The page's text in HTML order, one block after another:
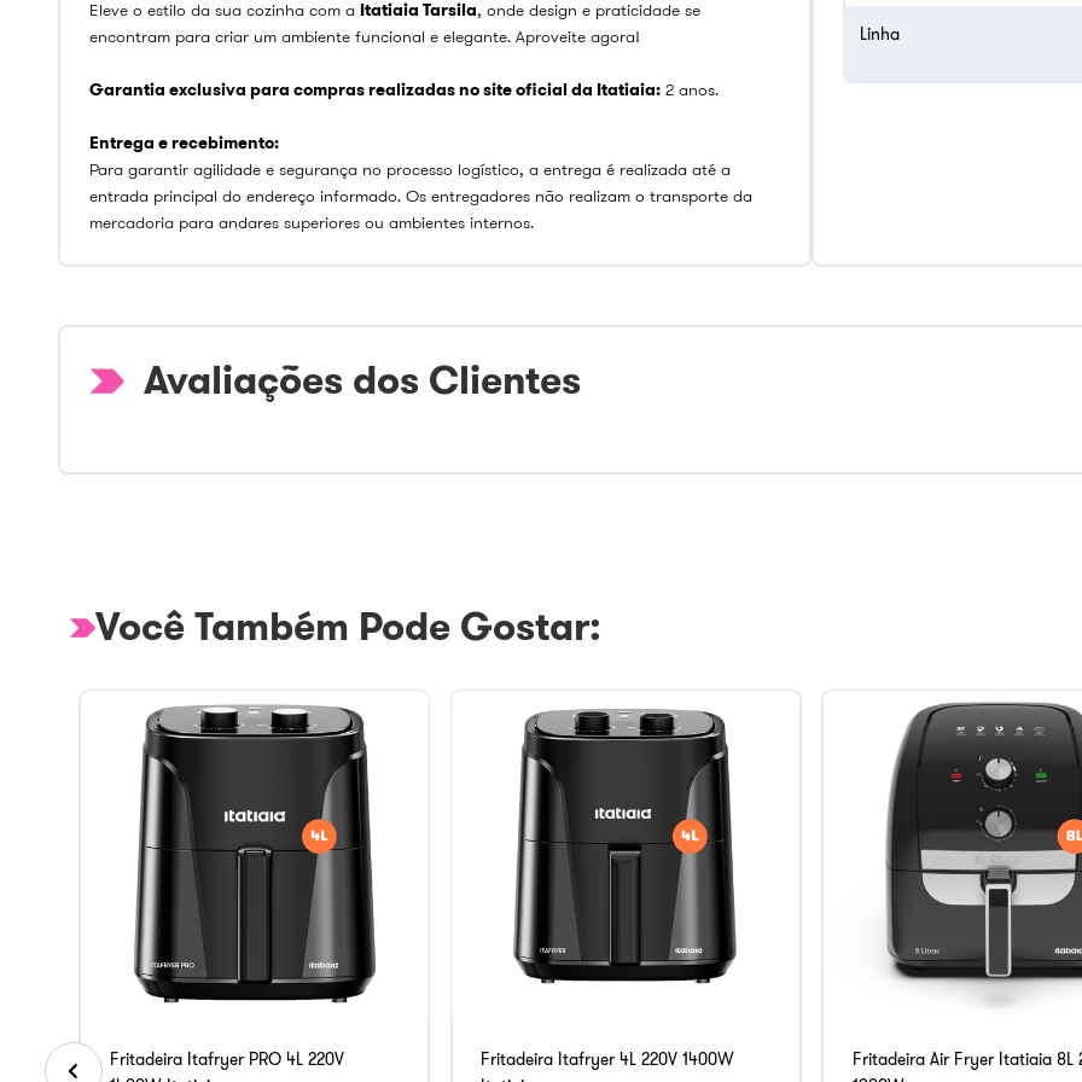
Eleve o estilo da sua cozinha com a Itatiaia Tarsila, onde design e praticidade se
encontram para criar um ambiente funcional e elegante. Aproveite agora!
Garantia exclusiva para compras realizadas no site oficial da Itatiaia: 2 anos.
Entrega e recebimento:
Para garantir agilidade e segurança no processo logístico, a entrega é realizada até a
entrada principal do endereço informado. Os entregadores não realizam o transporte da
mercadoria para andares superiores ou ambientes internos.
Linha
Avaliações dos Clientes
Você Também Pode Gostar:
Fritadeira Itafryer PRO 4L 220V
Fritadeira Itafryer 4L 220V 1400W
Fritadeira Air Fryer Itatiaia 8L